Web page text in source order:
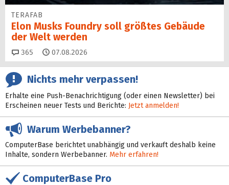
TERAFAB
Elon Musks Foundry soll größ­tes Gebäude
der Welt werden
365 Kommentare
07.08.2026
Nichts mehr verpassen!
Erhalte eine Push-Benachrichtigung (oder einen Newsletter) bei
Erscheinen neuer Tests und Berichte: Jetzt anmelden!
Warum Werbebanner?
ComputerBase berichtet unabhängig und verkauft deshalb keine
Inhalte, sondern Werbebanner. Mehr erfahren!
ComputerBase Pro